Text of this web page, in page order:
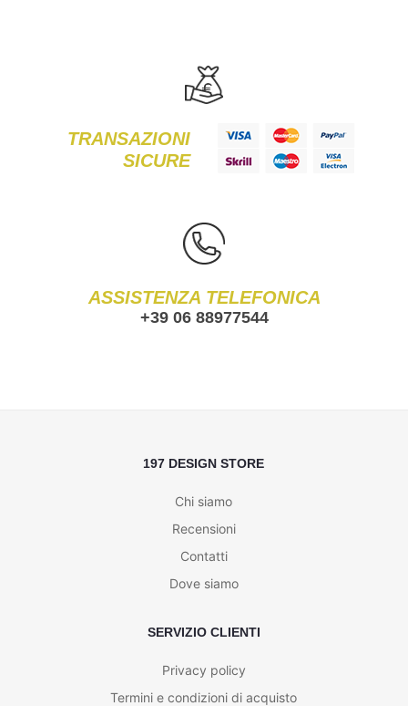
TRANSAZIONI
SICURE
ASSISTENZA TELEFONICA
+39 06 88977544
197 DESIGN STORE
Chi siamo
Recensioni
Contatti
Dove siamo
SERVIZIO CLIENTI
Privacy policy
Termini e condizioni di acquisto